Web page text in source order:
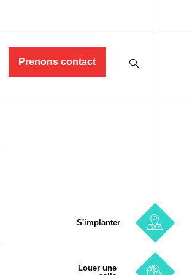
Prenons contact
S'implanter
Louer une